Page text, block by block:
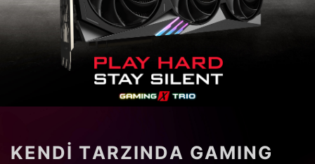
KENDI TARZINDA GAMING